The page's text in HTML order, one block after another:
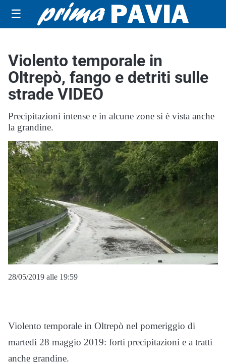
☰
Violento temporale in
Oltrepò, fango e detriti sulle
strade VIDEO
Precipitazioni intense e in alcune zone si è vista anche
la grandine.
28/05/2019 alle 19:59
Violento temporale in Oltrepò nel pomeriggio di
martedì 28 maggio 2019: forti precipitazioni e a tratti
anche grandine.